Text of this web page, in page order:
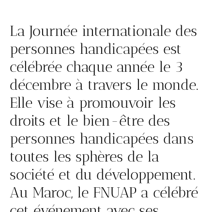
La Journée internationale des
personnes handicapées est
célébrée chaque année le 3
décembre à travers le monde.
Elle vise à promouvoir les
droits et le bien-être des
personnes handicapées dans
toutes les sphères de la
société et du développement.
Au Maroc, le FNUAP a célébré